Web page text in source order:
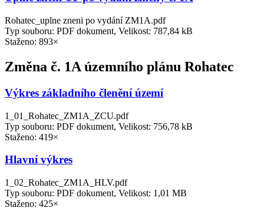
Rohatec_uplne zneni po vydání ZM1A.pdf
Typ souboru: PDF dokument, Velikost: 787,84 kB
Staženo: 893×
Změna č. 1A územního plánu Rohatec
Výkres základního členění území
1_01_Rohatec_ZM1A_ZCU.pdf
Typ souboru: PDF dokument, Velikost: 756,78 kB
Staženo: 419×
Hlavní výkres
1_02_Rohatec_ZM1A_HLV.pdf
Typ souboru: PDF dokument, Velikost: 1,01 MB
Staženo: 425×